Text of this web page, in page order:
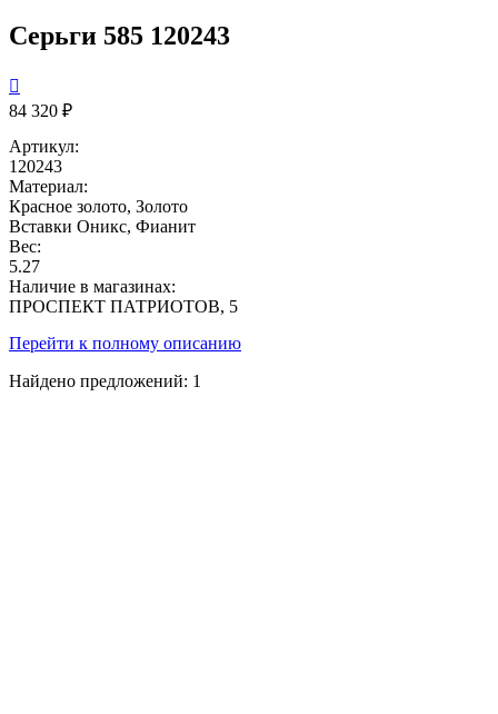
Серьги 585 120243

84 320 ₽
Артикул:
120243
Материал:
Красное золото, Золото
Вставки Оникс, Фианит
Вес:
5.27
Наличие в магазинах:
ПРОСПЕКТ ПАТРИОТОВ, 5
Перейти к полному описанию
Найдено предложений: 1